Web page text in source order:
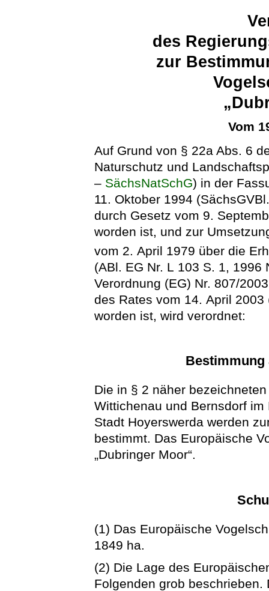
des
zur
Vom
Auf Grund von § 22a Abs. 6
Naturschutz und
– SächsNatSchG) in der
11. Oktober 1994
durch Gesetz vom 9.
worden ist, und zur
vom 2. April 1979 über die
(ABl. EG Nr. L 103 S. 1,
Verordnung (EG) Nr. 807/
des Rates vom 14. April
worden ist, wird verordnet:
Bestimmung
Die in § 2 näher
Wittichenau und Bernsdorf
Stadt Hoyerswerda werden
bestimmt. Das Europäische
„Dubringer Moor“.
(1) Das Europäische
1849 ha.
(2) Die Lage des
Folgenden grob